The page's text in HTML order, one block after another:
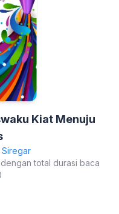
Kiat Menuju
total durasi baca